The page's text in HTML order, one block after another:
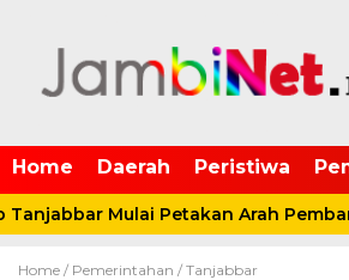
Home Daerah Peristiwa
Mulai Petakan Arah
Home / Pemerintahan / Tanjabbar